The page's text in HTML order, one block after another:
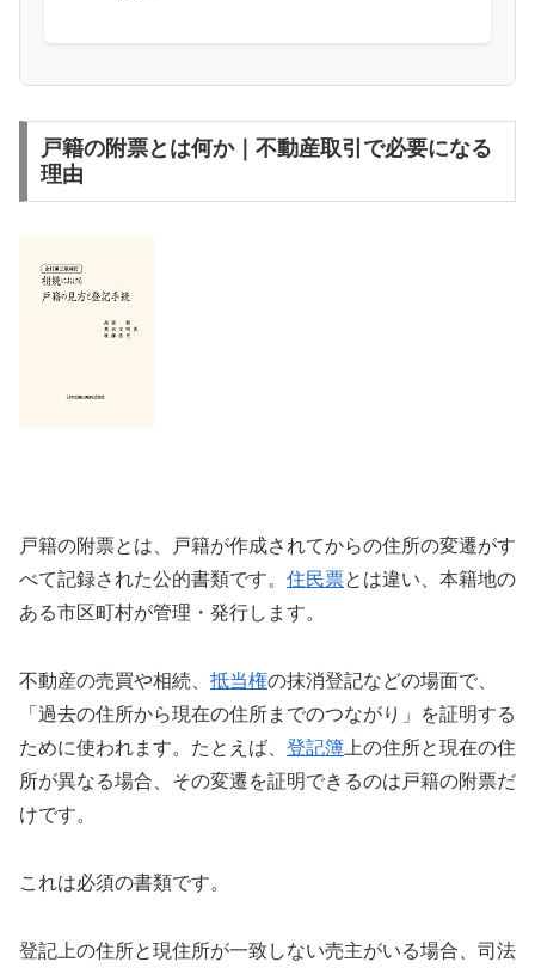
戸籍の附票とは何か｜不動産取引で必要になる
理由
戸籍の附票とは、戸籍が作成されてからの住所の変遷がす
べて記録された公的書類です。 住民票とは違い、本籍地の
ある市区町村が管理・発行します。
不動産の売買や相続、 抵当権の抹消登記などの場面で、
「過去の住所から現在の住所までのつながり」を証明する
ために使われます。たとえば、 登記簿 上の住所と現在の住
所が異なる場合、その変遷を証明できるのは戸籍の附票だ
けです。
これは必須の書類です。
登記上の住所と現住所が一致しない売主がいる場合、司法